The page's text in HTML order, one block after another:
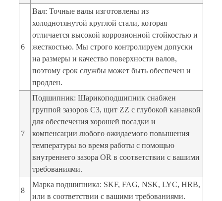
6
Вал: Точные валы изготовлены из
холоднотянутой круглой стали, которая
отличается высокой коррозионной стойкостью и
жесткостью. Мы строго контролируем допуски
на размеры и качество поверхности валов,
поэтому срок службы может быть обеспечен и
продлен.
7
Подшипник: Шарикоподшипник снабжен
группой зазоров C3, щит ZZ с глубокой канавкой
для обеспечения хорошей посадки и
компенсации любого ожидаемого повышения
температуры во время работы с помощью
внутреннего зазора OR в соответствии с вашими
требованиями.
8
Марка подшипника: SKF, FAG, NSK, LYC, HRB,
или в соответствии с вашими требованиями.